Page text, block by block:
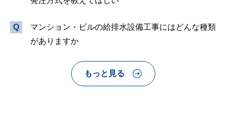
マンション・ビルの給排水設備工事にはどんな種類
がありますか
もっと見る